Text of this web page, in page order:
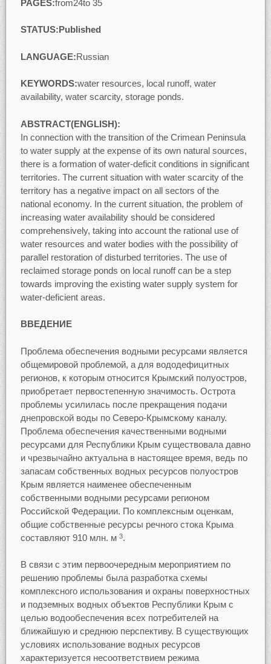
PAGES:from24to 35
STATUS:Published
LANGUAGE:Russian
KEYWORDS:water resources, local runoff, water
availability, water scarcity, storage ponds.
ABSTRACT(ENGLISH):
In connection with the transition of the Crimean Peninsula
to water supply at the expense of its own natural sources,
there is a formation of water-deficit conditions in significant
territories. The current situation with water scarcity of the
territory has a negative impact on all sectors of the
national economy. In the current situation, the problem of
increasing water availability should be considered
comprehensively, taking into account the rational use of
water resources and water bodies with the possibility of
parallel restoration of disturbed territories. The use of
reclaimed storage ponds on local runoff can be a step
towards improving the existing water supply system for
water-deficient areas.
ВВЕДЕНИЕ
Проблема обеспечения водными ресурсами является
общемировой проблемой, а для вододефицитных
регионов, к которым относится Крымский полуостров,
приобретает первостепенную значимость. Острота
проблемы усилилась после прекращения подачи
днепровской воды по Северо-Крымскому каналу.
Проблема обеспечения качественными водными
ресурсами для Республики Крым существовала давно
и чрезвычайно актуальна в настоящее время, ведь по
запасам собственных водных ресурсов полуостров
Крым является наименее обеспеченным
собственными водными ресурсами регионом
Российской Федерации. По комплексным оценкам,
общие собственные ресурсы речного стока Крыма
составляют 910 млн. м 3.
В связи с этим первоочередным мероприятием по
решению проблемы была разработка схемы
комплексного использования и охраны поверхностных
и подземных водных объектов Республики Крым с
целью водообеспечения всех потребителей на
ближайшую и среднюю перспективу. В существующих
условиях использование водных ресурсов
характеризуется несоответствием режима